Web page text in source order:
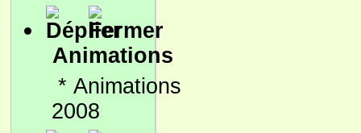
Animations
* Animations
2008